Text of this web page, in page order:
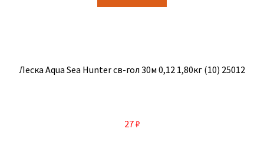
Леска Aqua Sea Hunter св-гол 30м 0,12 1,80кг (10) 25012
27₽